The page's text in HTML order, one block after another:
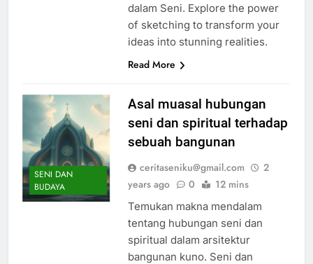
dalam Seni. Explore the power
of sketching to transform your
ideas into stunning realities.
Read More
SENI DAN
BUDAYA
Asal muasal hubungan
seni dan spiritual terhadap
sebuah bangunan
ceritaseniku@gmail.com
2
years ago
0 12 mins
Temukan makna mendalam
tentang hubungan seni dan
spiritual dalam arsitektur
bangunan kuno. Seni dan